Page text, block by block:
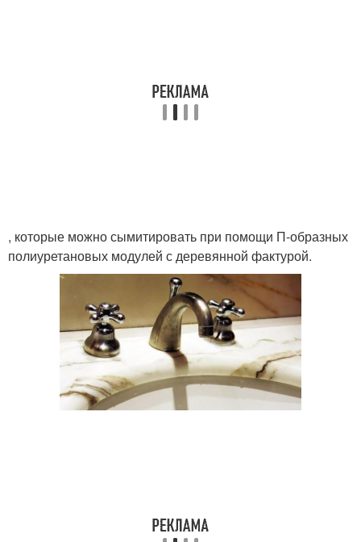
, которые можно сымитировать при помощи П-образных
полиуретановых модулей с деревянной фактурой.